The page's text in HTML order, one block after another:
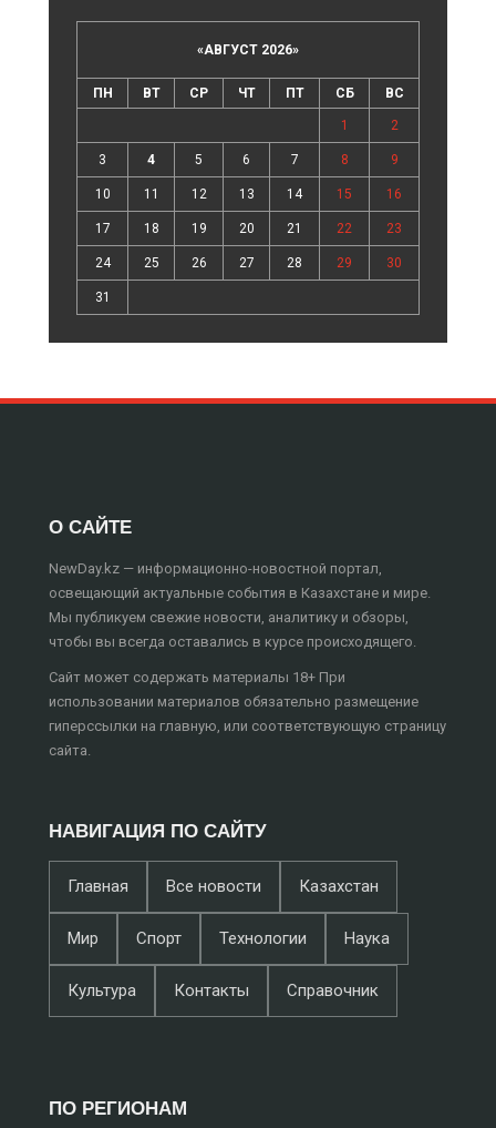
«АВГУСТ 2026»
ПН ВТ СР ЧТ ПТ СБ ВС
1 2
3 4 5 6 7 8 9
10 11 12 13 14 15 16
17 18 19 20 21 22 23
24 25 26 27 28 29 30
31
О САЙТЕ
NewDay.kz — информационно-новостной портал,
освещающий актуальные события в Казахстане и мире.
Мы публикуем свежие новости, аналитику и обзоры,
чтобы вы всегда оставались в курсе происходящего.
Сайт может содержать материалы 18+ При
использовании материалов обязательно размещение
гиперссылки на главную, или соответствующую страницу
сайта.
НАВИГАЦИЯ ПО САЙТУ
Главная Все новости Казахстан
Мир Спорт Технологии Наука
Культура Контакты Справочник
ПО РЕГИОНАМ